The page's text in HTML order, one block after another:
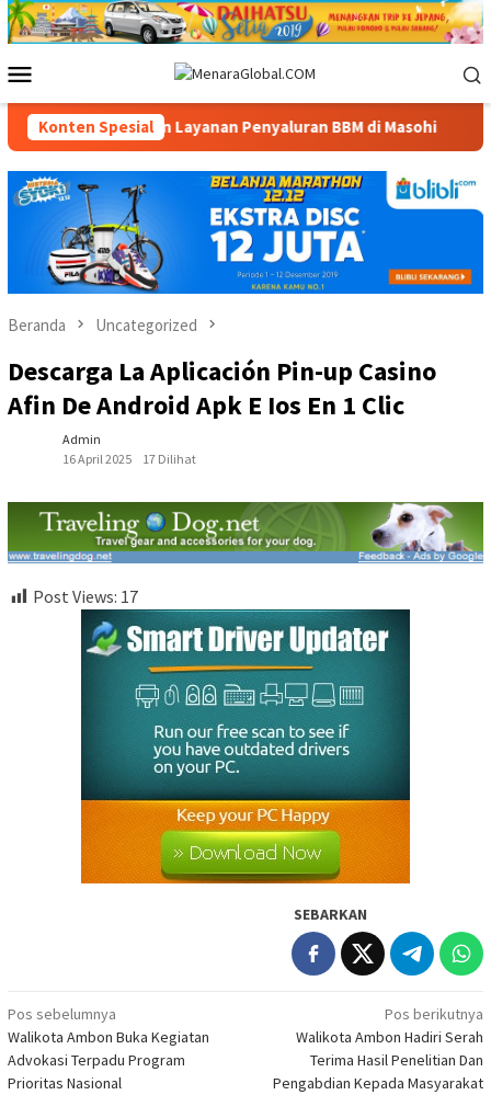
Loncat
ke
Mobile
Konten Spesialdan Layanan Penyaluran BBM di Masohi
Beranda Uncategorized
Descarga La Aplicación Pin-up Casino
Afin De Android Apk E Ios En 1 Clic
Admin
16 April 2025
17 Dilihat
Post Views: 17
SEBARKAN
Navigasi
pos
Pos sebelumnya
Walikota Ambon Buka Kegiatan
Advokasi Terpadu Program
Prioritas Nasional
Pos berikutnya
Walikota Ambon Hadiri Serah
Terima Hasil Penelitian Dan
Pengabdian Kepada Masyarakat